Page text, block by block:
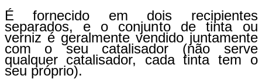
É fornecido em dois recipientes
separados, e o conjunto de tinta ou
verniz é geralmente vendido juntamente
com o seu catalisador (não serve
qualquer catalisador, cada tinta tem o
seu próprio).